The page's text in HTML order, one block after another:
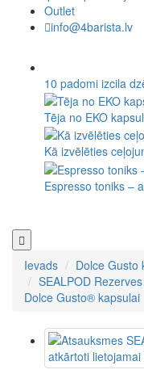
Outlet
info@4barista.lv
10 padomi izcila
Tēja no EKO
Kā izvēlēties
Espresso toniks –
Ievads
Dolce Gusto
SEALPOD
Dolce Gusto® kapsulai